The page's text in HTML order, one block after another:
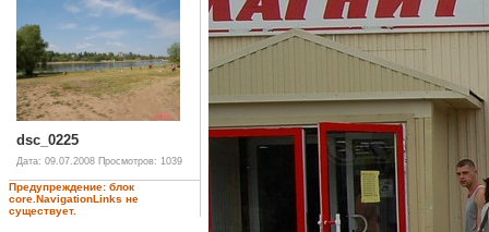
dsc_0225
Дата: 09.07.2008 Просмотров: 1039
Предупреждение: блок
core.NavigationLinks не
существует.